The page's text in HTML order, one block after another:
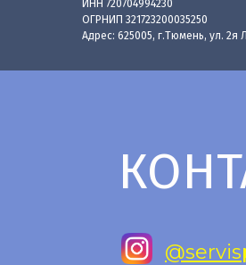
ИНН 720704994230
ОГРНИП 321723200035250
Адрес: 625005, г.Тюмень, ул. 2я
@